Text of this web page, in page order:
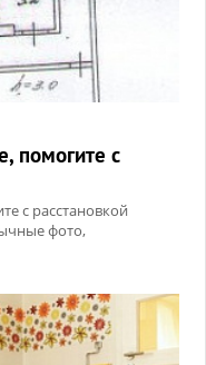
помогите с
с расстановкой
фото,